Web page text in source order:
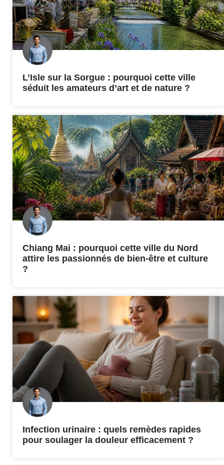
L’Isle sur la Sorgue : pourquoi cette ville
séduit les amateurs d’art et de nature ?
Chiang Mai : pourquoi cette ville du Nord
attire les passionnés de bien-être et culture
?
Infection urinaire : quels remèdes rapides
pour soulager la douleur efficacement ?